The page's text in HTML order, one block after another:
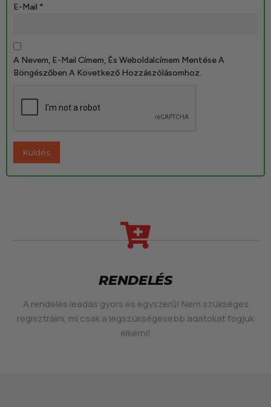
E-Mail *
A Nevem, E-Mail Címem, És Weboldalcímem Mentése A
Böngészőben A Következő Hozzászólásomhoz.
RENDELÉS
A rendelés leadás gyors és egyszerű! Nem szükséges
regisztrálni, mi csak a legszükségesebb adatokat fogjuk
elkérni!